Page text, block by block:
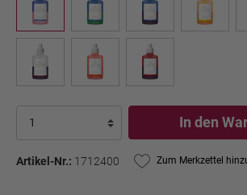
In den
Artikel-Nr.: 1712400 Zum Merkzettel